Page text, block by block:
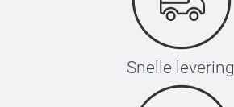
Snelle levering